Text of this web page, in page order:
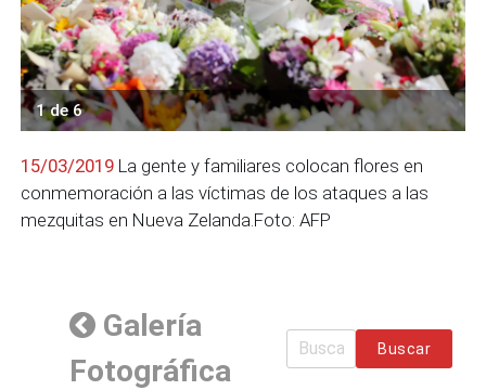
1 de 6
15/03/2019 La gente y familiares colocan flores en
conmemoración a las víctimas de los ataques a las
mezquitas en Nueva Zelanda.Foto: AFP
Galería
Fotográfica
Buscar